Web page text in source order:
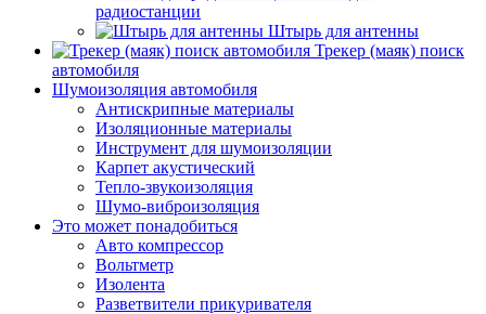
радиостанции
Штырь для антенны
Трекер (маяк) поиск
автомобиля
Шумоизоляция автомобиля
Антискрипные материалы
Изоляционные материалы
Инструмент для шумоизоляции
Карпет акустический
Тепло-звукоизоляция
Шумо-виброизоляция
Это может понадобиться
Авто компрессор
Вольтметр
Изолента
Разветвители прикуривателя